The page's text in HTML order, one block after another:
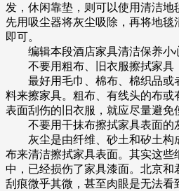
发，休闲靠垫，则可以使用清洁地
先用吸尘器将灰尘吸除，再将地
即可。
编辑本段酒店家具清洁保养小
不要用粗布、旧衣服擦拭家具
最好用毛巾、棉布、棉织品或
料来擦家具。粗布、有线头的布
表面刮伤的旧衣服，就应尽量避免
不要用干抹布擦拭家具表面的
灰尘是由纤维、砂土和矽土构
布来清洁擦拭家具表面。其实这些
中，已经损伤了家具漆面。北京
刮痕微乎其微，甚至肉眼是无法看